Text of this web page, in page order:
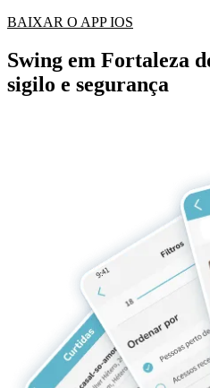
BAIXAR O APP IOS
Swing em Fortaleza
sigilo e segurança